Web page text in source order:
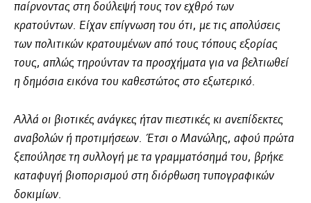
παίρνοντας στη δούλεψή τους τον εχθρό των
κρατούντων. Είχαν επίγνωση του ότι, με τις απολύσεις
των πολιτικών κρατουμένων από τους τόπους εξορίας
τους, απλώς τηρούνταν τα προσχήματα για να βελτιωθεί
η δημόσια εικόνα του καθεστώτος στο εξωτερικό.
Αλλά οι βιοτικές ανάγκες ήταν πιεστικές κι ανεπίδεκτες
αναβολών ή προτιμήσεων. Έτσι ο Μανώλης, αφού πρώτα
ξεπούλησε τη συλλογή με τα γραμματόσημά του, βρήκε
καταφυγή βιοπορισμού στη διόρθωση τυπογραφικών
δοκιμίων.